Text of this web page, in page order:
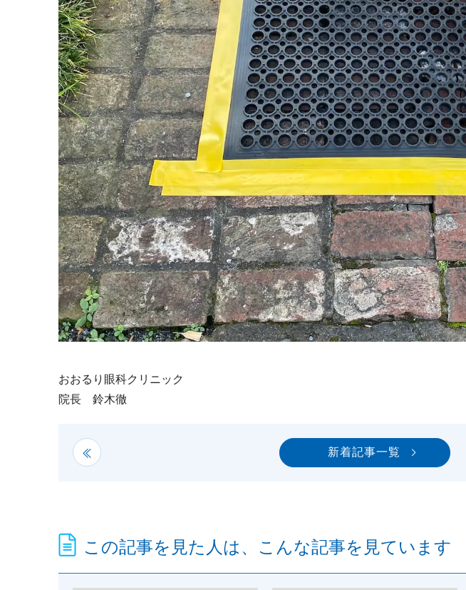
おおるり眼科クリニック
院長 鈴木徹
新着記事一覧
この記事を見た人は、こんな記事を見ています